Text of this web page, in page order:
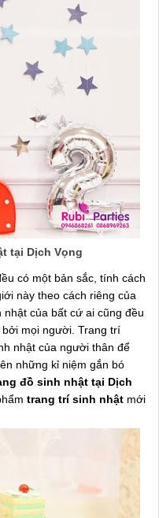
tại Dịch Vọng
có một bản sắc, tính cách
này theo cách riêng của
của bất cứ ai cũng đều
mọi người. Trang trí
nhật của người thân để
những kỉ niệm gắn bó
đồ sinh nhật tại Dịch
trang trí sinh nhật mới